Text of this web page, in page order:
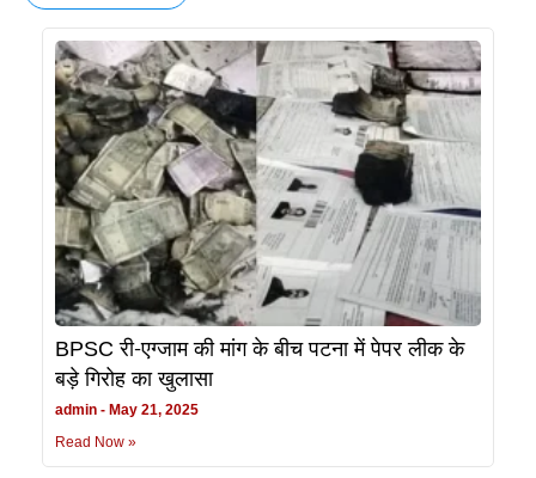
BPSC री-एग्जाम की मांग के बीच पटना में पेपर लीक के
बड़े गिरोह का खुलासा
admin
May 21, 2025
Read Now »